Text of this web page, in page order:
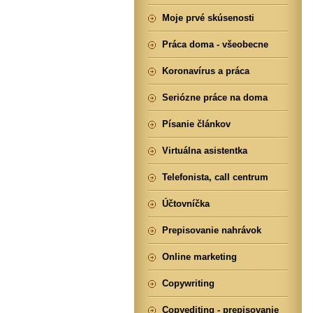
Moje prvé skúsenosti
Práca doma - všeobecne
Koronavírus a práca
Seriózne práce na doma
Písanie článkov
Virtuálna asistentka
Telefonista, call centrum
Účtovníčka
Prepisovanie nahrávok
Online marketing
Copywriting
Copyediting - prepisovanie